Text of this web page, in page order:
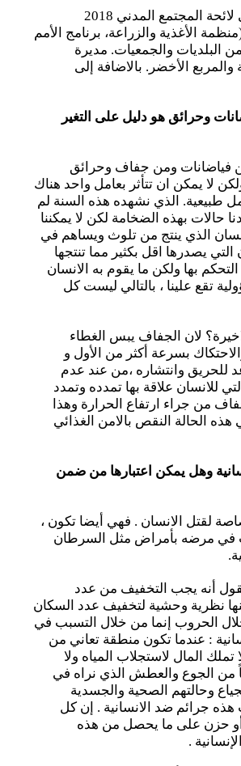
كانت مرشحة للانتخابات النيابية عن مقعد الكورة, على لائحة المجتمع المدني 2018
المتحدة (منظمة الأغذية والزراعة، برنامج الأمم
من البلديات والجمعيات. مديرة
والتنمية والمربع الأخضر. بالاضافة إلى
وحرائق هو دليل على التغير
من فياضانات ومن جفاف وحرائق
لا يمكن ان تتأثر بعامل واحد هناك
طبيعية. الذي نشهده هذه السنة لم
بهذه الضخامة لكن لا يمكننا
الذي ينتج من تلوث ويساهم في
يصدرها اقل بكثير مما تنتجها
بها ولكن ما يقوم به الانسان
تقع علينا ، بالتالي ليست كل
لان الجفاف يبس الغطاء
بسرعة أكثر من الأول و
للحريق وانتشاره ،من عند عدم
علاقة بها تمدده وتمدد
من جراء ارتفاع الحرارة وهذا
الحالة النقص بالامن الغذائي
وهل يمكن اعتبارها من ضمن
لقتل الانسان . فهي أيضا تكون ،
في مرضه بأمراض مثل السرطان
أنه يجب التخفيف من عدد
نظرية وحشية لتخفيف عدد السكان
الحروب إنما من خلال التسبب في
: عندما تكون منطقة تعاني من
المال لاستجلاب المياه ولا
من الجوع والعطش الذي نراه في
وحالتهم الصحية والجسدية
جرائم ضد الانسانية . إن كل
حزن على ما يحصل من هذه
.